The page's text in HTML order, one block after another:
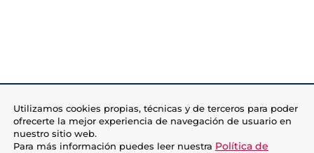
Utilizamos cookies propias, técnicas y de terceros para poder
ofrecerte la mejor experiencia de navegación de usuario en
nuestro sitio web.
Para más información puedes leer nuestra Política de